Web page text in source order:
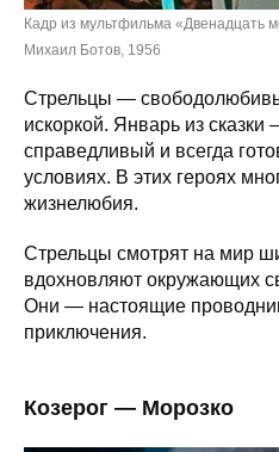
Кадр из мультфильма «Двенадцать
Михаил Ботов, 1956
Стрельцы —
искоркой. Январь из сказки
справедливый и всегда
условиях. В этих героях
жизнелюбия.
Стрельцы смотрят на мир
вдохновляют окружающих
Они — настоящие
приключения.
Козерог — Морозко